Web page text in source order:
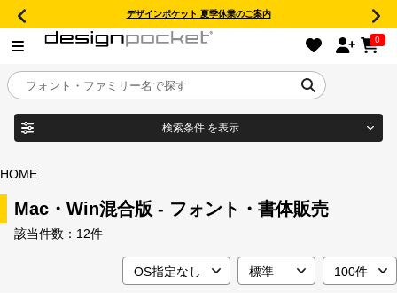
デザインポケット 夏季休業のご案内
0
目的別フォントガイド
検索条件 を表示
商品名
HOME
Mac・Win混合版 - フォント・書体販売
該当件数： 12件